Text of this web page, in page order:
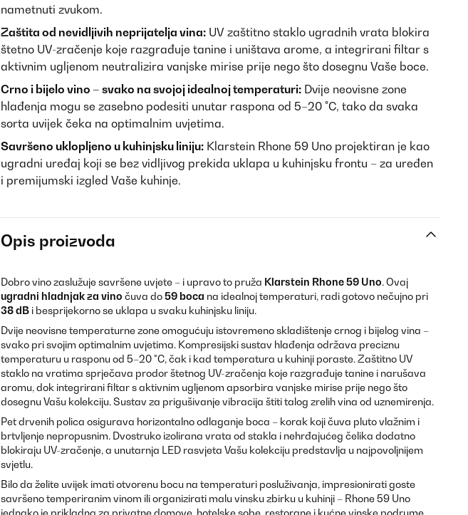
nametnuti zvukom.
Zaštita od nevidljivih neprijatelja vina: UV zaštitno staklo ugradnih vrata blokira
štetno UV-zračenje koje razgrađuje tanine i uništava arome, a integrirani filtar s
aktivnim ugljenom neutralizira vanjske mirise prije nego što dosegnu Vaše boce.
Crno i bijelo vino – svako na svojoj idealnoj temperaturi: Dvije neovisne zone
hlađenja mogu se zasebno podesiti unutar raspona od 5–20 °C, tako da svaka
sorta uvijek čeka na optimalnim uvjetima.
Savršeno uklopljeno u kuhinjsku liniju: Klarstein Rhone 59 Uno projektiran je kao
ugradni uređaj koji se bez vidljivog prekida uklapa u kuhinjsku frontu – za uređen
i premijumski izgled Vaše kuhinje.
Opis proizvoda
Dobro vino zaslužuje savršene uvjete – i upravo to pruža Klarstein Rhone 59 Uno. Ovaj
ugradni hladnjak za vino čuva do59 boca na idealnoj temperaturi, radi gotovo nečujno pri
38 dB i besprijekorno se uklapa u svaku kuhinjsku liniju.
Dvije neovisne temperaturne zone omogućuju istovremeno skladištenje crnog i bijelog vina –
svako pri svojim optimalnim uvjetima. Kompresijski sustav hlađenja održava preciznu
temperaturu u rasponu od 5–20 °C, čak i kad temperatura u kuhinji poraste. Zaštitno UV
staklo na vratima sprječava prodor štetnog UV-zračenja koje razgrađuje tanine i narušava
aromu, dok integrirani filtar s aktivnim ugljenom apsorbira vanjske mirise prije nego što
dosegnu Vašu kolekciju. Sustav za prigušivanje vibracija štiti talog zrelih vina od uznemirenja.
Pet drvenih polica osigurava horizontalno odlaganje boca – korak koji čuva pluto vlažnim i
brtvljenje nepropusnim. Dvostruko izolirana vrata od stakla i nehrđajućeg čelika dodatno
blokiraju UV-zračenje, a unutarnja LED rasvjeta Vašu kolekciju predstavlja u najpovoljnijem
svjetlu.
Bilo da želite uvijek imati otvorenu bocu na temperaturi posluživanja, impresionirati goste
savršeno temperiranim vinom ili organizirati malu vinsku zbirku u kuhinji – Rhone 59 Uno
jednako je prikladna za privatne domove, hotelske sobe, restorane i kućne vinske podrume.